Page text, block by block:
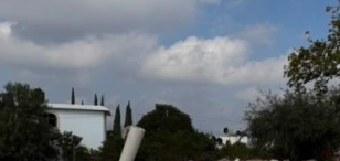
o que permitirá fortalecer la promoción
del municipio.
Por último, la presidenta concejal invitó a
asistentes a visitar el stand de Villa de